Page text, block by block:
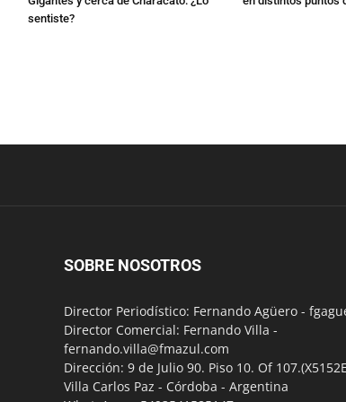
sentiste?
SOBRE NOSOTROS
Director Periodístico: Fernando Agüero -
Director Comercial: Fernando Villa -
fernando.villa@fmazul.com
Dirección: 9 de Julio 90. Piso 10. Of
Villa Carlos Paz - Córdoba - Argentina